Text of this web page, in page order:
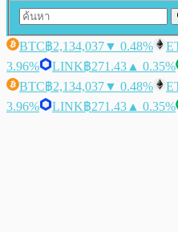
BTC฿2,134,037▼ 0.48%
3.96%
LINK฿271.43 ▲ 0.35%
BTC฿2,134,037▼ 0.48%
3.96%
LINK฿271.43 ▲ 0.35%